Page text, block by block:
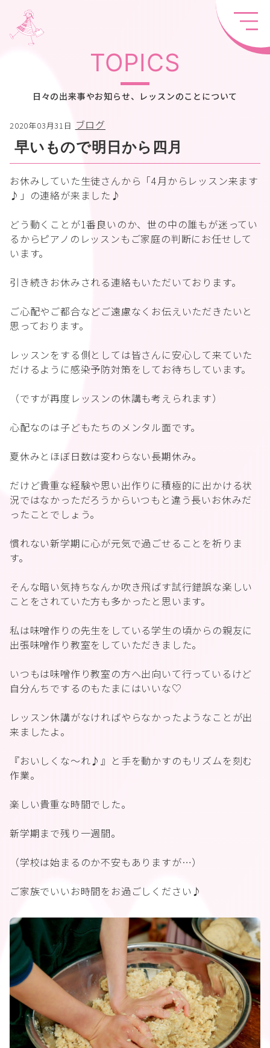
TOPICS
日々の出来事やお知らせ、レッスンのことについて
2020年03月31日 ブログ
早いもので明日から四月
お休みしていた生徒さんから「4月からレッスン来ます
♪」の連絡が来ました♪
どう動くことが1番良いのか、世の中の誰もが迷ってい
るからピアノのレッスンもご家庭の判断にお任せして
います。
引き続きお休みされる連絡もいただいております。
ご心配やご都合などご遠慮なくお伝えいただきたいと
思っております。
レッスンをする側としては皆さんに安心して来ていた
だけるように感染予防対策をしてお待ちしています。
（ですが再度レッスンの休講も考えられます）
心配なのは子どもたちのメンタル面です。
夏休みとほぼ日数は変わらない長期休み。
だけど貴重な経験や思い出作りに積極的に出かける状
況ではなかっただろうからいつもと違う長いお休みだ
ったことでしょう。
慣れない新学期に心が元気で過ごせることを祈りま
す。
そんな暗い気持ちなんか吹き飛ばす試行錯誤な楽しい
ことをされていた方も多かったと思います。
私は味噌作りの先生をしている学生の頃からの親友に
出張味噌作り教室をしていただきました。
いつもは味噌作り教室の方へ出向いて行っているけど
自分んちでするのもたまにはいいな♡
レッスン休講がなければやらなかったようなことが出
来ましたよ。
『おいしくな〜れ♪』と手を動かすのもリズムを刻む
作業。
楽しい貴重な時間でした。
新学期まで残り一週間。
（学校は始まるのか不安もありますが…）
ご家族でいいお時間をお過ごしください♪